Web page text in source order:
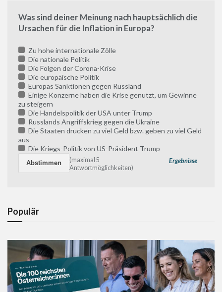
Was sind deiner Meinung nach hauptsächlich die
Ursachen für die Inflation in Europa?
Zu hohe internationale Zölle
Die nationale Politik
Die Folgen der Corona-Krise
Die europäische Politik
Europas Sanktionen gegen Russland
Einige Konzerne haben die Krise genutzt, um Gewinne
zu steigern
Die Handelspolitik der USA unter Trump
Russlands Angriffskrieg gegen die Ukraine
Die Staaten drucken zu viel Geld bzw. geben zu viel Geld
aus
Die Kriegs-Politik von US-Präsident Trump
Ergebnisse
(maximal 5
Antwortmöglichkeiten)
Populär